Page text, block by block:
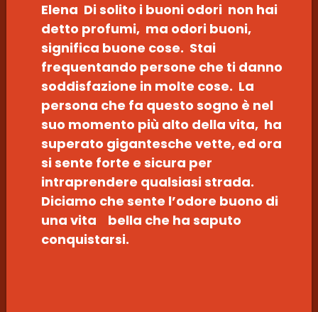
Elena Di solito i buoni odori non hai
detto profumi, ma odori buoni,
significa buone cose. Stai
frequentando persone che ti danno
soddisfazione in molte cose. La
persona che fa questo sogno è nel
suo momento più alto della vita, ha
superato gigantesche vette, ed ora
si sente forte e sicura per
intraprendere qualsiasi strada.
Diciamo che sente l’odore buono di
una vita bella che ha saputo
conquistarsi.